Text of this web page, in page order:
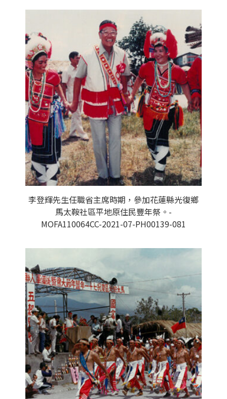
李登輝先生任職省主席時期，參加花蓮縣光復鄉
馬太鞍社區平地原住民豐年祭。-
MOFA110064CC-2021-07-PH00139-081